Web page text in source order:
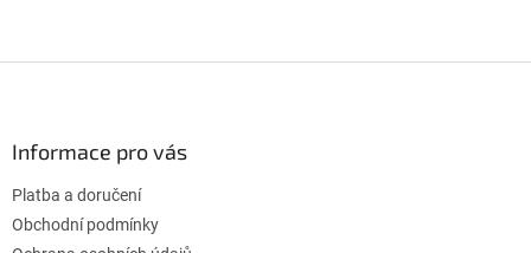
Informace pro vás
Platba a doručení
Obchodní podmínky